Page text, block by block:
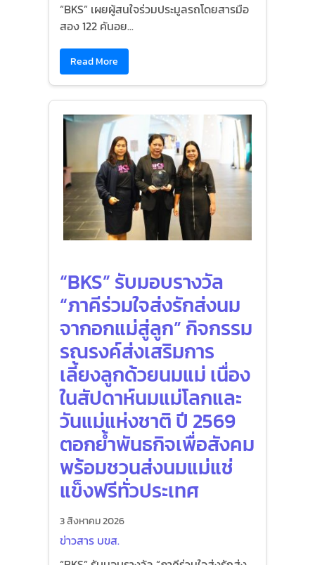
“BKS” เผยผู้สนใจร่วมประมูลรถโดยสารมือ
สอง 122 คันอย...
Read More
“BKS” รับมอบรางวัล
“ภาคีร่วมใจส่งรักส่งนม
จากอกแม่สู่ลูก” กิจกรรม
รณรงค์ส่งเสริมการ
เลี้ยงลูกด้วยนมแม่ เนื่อง
ในสัปดาห์นมแม่โลกและ
วันแม่แห่งชาติ ปี 2569
ตอกย้ำพันธกิจเพื่อสังคม
พร้อมชวนส่งนมแม่แช่
แข็งฟรีทั่วประเทศ
3 สิงหาคม 2026
ข่าวสาร บขส.